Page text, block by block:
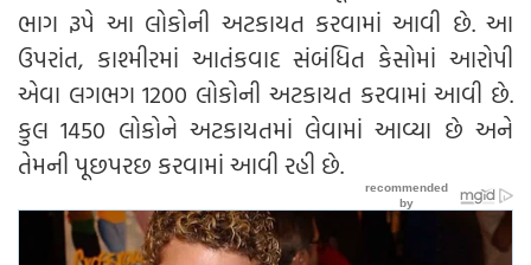
ભાગ રૂપે આ લોકોની અટકાયત કરવામાં આવી છે. આ
ઉપરાંત, કાશ્મીરમાં આતંકવાદ સંબંધિત કેસોમાં આરોપી
એવા લગભગ 1200 લોકોની અટકાયત કરવામાં આવી છે.
કુલ 1450 લોકોને અટકાયતમાં લેવામાં આવ્યા છે અને
તેમની પૂછપરછ કરવામાં આવી રહી છે.